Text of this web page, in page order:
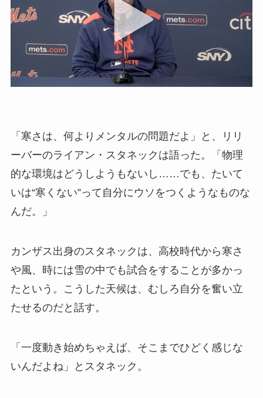
「寒さは、何よりメンタルの問題だよ」と、リリ
ーバーのライアン・スタネックは語った。「物理
的な環境はどうしようもないし……でも、たいて
いは“寒くない”って自分にウソをつくようなものな
んだ。」
カンザス出身のスタネックは、高校時代から寒さ
や風、時には雪の中でも試合をすることが多かっ
たという。こうした天候は、むしろ自分を奮い立
たせるのだと話す。
「一度動き始めちゃえば、そこまでひどく感じな
いんだよね」とスタネック。